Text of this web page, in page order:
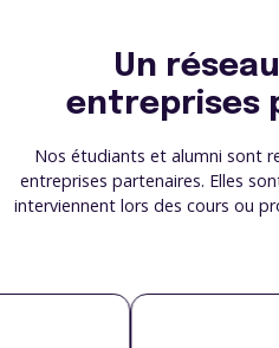
Un
entreprises
Nos étudiants et alumni sont
entreprises partenaires. Elles
interviennent lors des cours ou